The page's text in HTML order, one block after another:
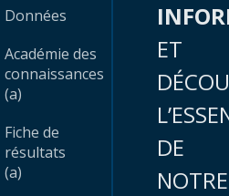
Données
Académie des
connaissances
(a)
Fiche de
résultats
(a)
ET
DE
NOTRE